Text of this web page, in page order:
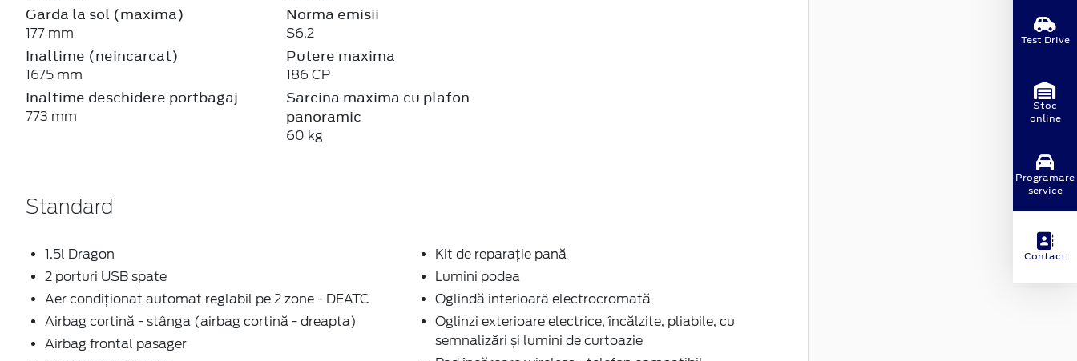
Garda la sol (maxima)
177 mm
Inaltime (neincarcat)
1675 mm
Inaltime deschidere portbagaj
773 mm
Norma emisii
S6.2
Putere maxima
186 CP
Sarcina maxima cu plafon
panoramic
60 kg
Standard
1.5l Dragon
2 porturi USB spate
Aer condiționat automat reglabil pe 2 zone - DEATC
Airbag cortină - stânga (airbag cortină - dreapta)
Airbag frontal pasager
Kit de reparație pană
Lumini podea
Oglindă interioară electrocromată
Oglinzi exterioare electrice, încălzite, pliabile, cu
semnalizări și lumini de curtoazie
Test Drive
Stoc
online
Programare
service
Contact